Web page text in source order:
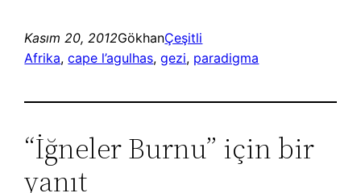
Kasım 20, 2012GökhanÇeşitli
Afrika, cape l’agulhas, gezi, paradigma
“İğneler Burnu” için bir
yanıt